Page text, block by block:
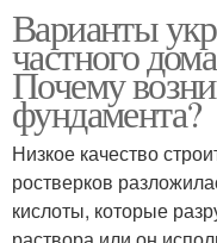
Варианты
частного
Почему
фундамента?
Низкое качество
ростверков
кислоты, которые